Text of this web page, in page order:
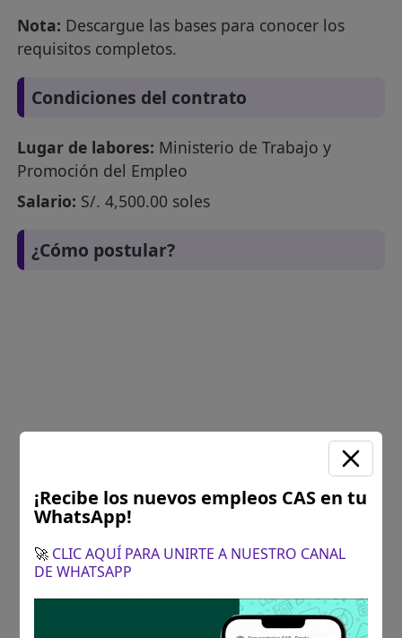
Nota: Descargue las bases para conocer los
requisitos completos.
Condiciones del contrato
Lugar de labores: Ministerio de Trabajo y
Promoción del Empleo
Salario: S/. 4,500.00 soles
¿Cómo postular?
¡Recibe los nuevos empleos CAS en tu
WhatsApp!
🚀 CLIC AQUÍ PARA UNIRTE A NUESTRO CANAL
DE WHATSAPP